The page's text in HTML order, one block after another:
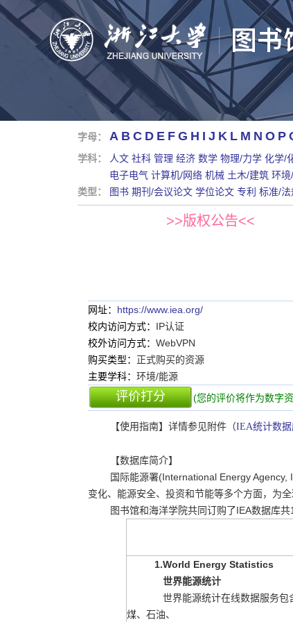
字母： A B C D E F G H I J K L M N O P
学科： 人文 社科 管理 经济 数学 物理/力学 化学/
电子电气 计算机/网络 机械 土木/建筑 环境
类型：
图书 期刊/会议论文 学位论文 专利 标准/法
>>版权公告<<
网址： https://www.iea.org/
校内访问方式： IP认证
校外访问方式： WebVPN
购买类型： 正式购买的资源
主要学科： 环境/能源
评价打分 (您的评价将作为数字
【使用指南】详情参见附件（IEA统计数
【数据库简介】
国际能源署(International Energy
变化、能源安全、投资和节能等多个方面，为
图书馆和海洋学院共同订购了IEA数据库共
1.World Energy Statistics
世界能源统计
世界能源统计在线数据服务包
煤、 石油、